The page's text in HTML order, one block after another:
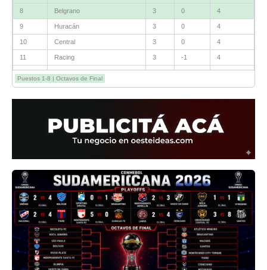
8 Belgrano 3 0 4
9 Huracán 3 0 4
10 Central 3 0 4
11 Racing 3 -1 4
12 Estudiantes RC
13 Sarmiento 3 -1 3
River -3 0
Puestos 1-8 | Octavos de Final